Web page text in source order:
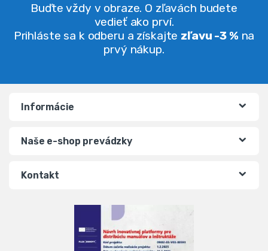
Buďte vždy v obraze. O zľavách budete
vedieť ako prví.
Prihláste sa k odberu a získajte zľavu -3 % na
prvý nákup.
Informácie
Naše e-shop prevádzky
Kontakt